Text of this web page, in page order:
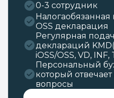
0-3 сотрудник
OSS декларация
Регулярная
деклараций
iOSS/OSS, VD, INF,
Персональный
который
вопросы